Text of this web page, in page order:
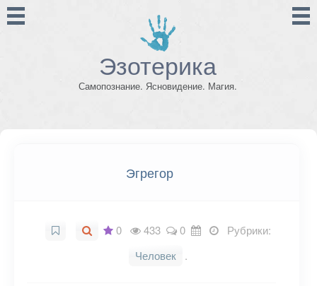
Эзотерика
Самопознание. Ясновидение. Магия.
Эгрегор
0 433 0
Рубрики:
Человек
.